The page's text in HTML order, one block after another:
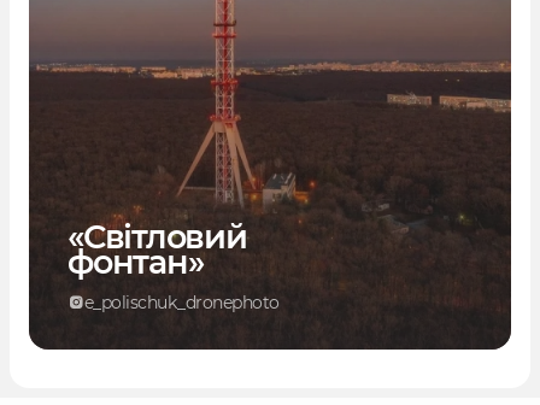
«Світловий
фонтан»
e_polischuk_dronephoto